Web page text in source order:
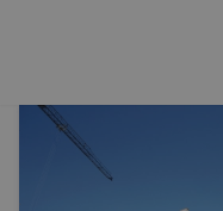
Žurnāls Ir
Jaunākie raksti